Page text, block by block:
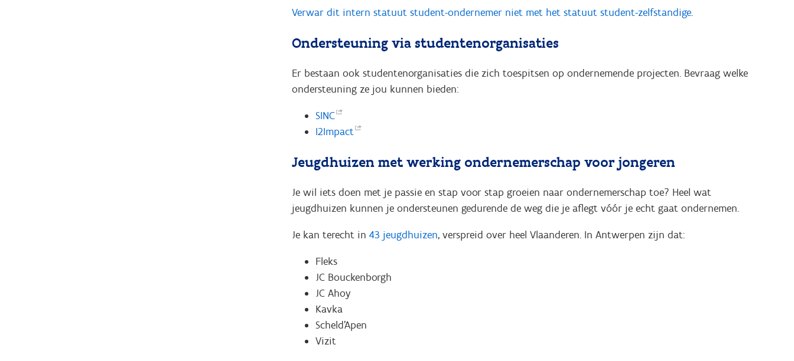
Verwar dit intern statuut student-ondernemer niet met het statuut student-zelfstandige.
Ondersteuning via studentenorganisaties
Er bestaan ook studentenorganisaties die zich toespitsen op ondernemende projecten. Bevraag welke
ondersteuning ze jou kunnen bieden:
SINC
I2Impact
Jeugdhuizen met werking ondernemerschap voor jongeren
Je wil iets doen met je passie en stap voor stap groeien naar ondernemerschap toe? Heel wat
jeugdhuizen kunnen je ondersteunen gedurende de weg die je aflegt vóór je echt gaat ondernemen.
Je kan terecht in 43 jeugdhuizen, verspreid over heel Vlaanderen. In Antwerpen zijn dat:
Fleks
JC Bouckenborgh
JC Ahoy
Kavka
Scheld'Apen
Vizit